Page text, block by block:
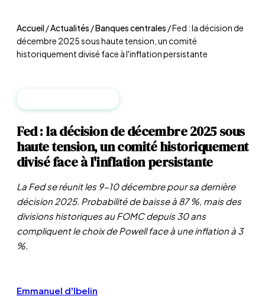
Accueil/Actualités /Banques centrales /Fed : la décision de
décembre 2025 sous haute tension, un comité
historiquement divisé face à l'inflation persistante
Fed : la décision de décembre 2025 sous
haute tension, un comité historiquement
divisé face à l'inflation persistante
La Fed se réunit les 9-10 décembre pour sa dernière
décision 2025. Probabilité de baisse à 87 %, mais des
divisions historiques au FOMC depuis 30 ans
compliquent le choix de Powell face à une inflation à 3
%.
Emmanuel d'Ibelin